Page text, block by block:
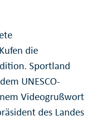
die
Sportland
UNESCO-
Videogrußwort
des Landes